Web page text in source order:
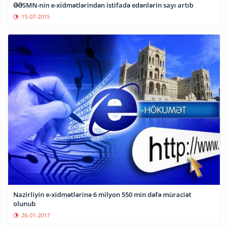
ƏƏSMN-nin e-xidmətlərindən istifadə edənlərin sayı artıb
15-07-2015
Nazirliyin e-xidmətlərinə 6 milyon 550 min dəfə müraciət
olunub
26-01-2017